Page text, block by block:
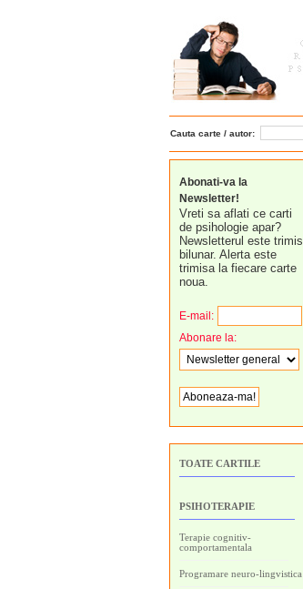
Cauta carte / autor:
Abonati-va la
Newsletter!
Vreti sa aflati ce carti
de psihologie apar?
Newsletterul este trimis
bilunar. Alerta este
trimisa la fiecare carte
noua.
E-mail:
Abonare la:
TOATE CARTILE
PSIHOTERAPIE
Terapie cognitiv-
comportamentala
Programare neuro-lingvistica